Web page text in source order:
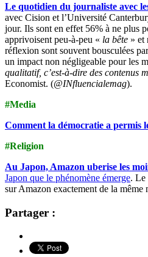
Le quotidien du journaliste avec
avec Cision et l’Université
jour. Ils sont en effet 56% à ne plus
apprivoisent peu-à-peu « la bête » et
réflexion sont souvent bousculées
un impact non négligeable pour les
qualitatif, c’est-à-dire des contenus
Economist. (@INfluencialemag).
#Media
Comment la démocratie a permis
#Religion
Au Japon, Amazon uberise les
Japon que le phénomène émerge. Le
sur Amazon exactement de la même
Partager :